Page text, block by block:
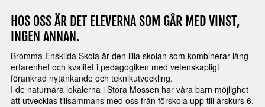
HOS OSS ÄR DET ELEVERNA SOM GÅR MED VINST,
INGEN ANNAN.
Bromma Enskilda Skola är den lilla skolan som kombinerar lång
erfarenhet och kvalitet i pedagogiken med vetenskapligt
förankrad nytänkande och teknikutveckling.
I de naturnära lokalerna i Stora Mossen har våra barn möjlighet
att utvecklas tillsammans med oss från förskola upp till årskurs 6.